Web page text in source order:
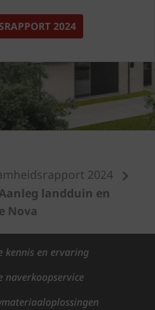
2024
2024
landduin en
Nova
kennis en ervaring
naverkoopservice